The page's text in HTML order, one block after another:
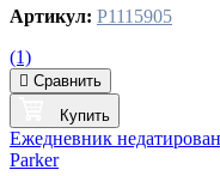
Артикул: P1115905
(1)
Сравнить
Купить
Ежедневник
Parker